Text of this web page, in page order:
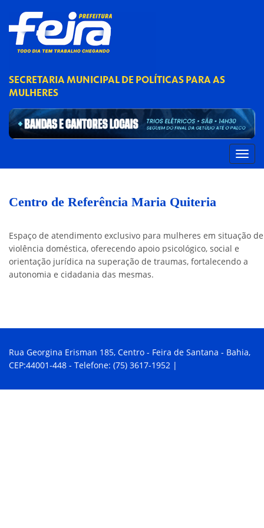
SECRETARIA MUNICIPAL DE POLÍTICAS PARA AS
MULHERES
Centro de Referência Maria Quiteria
Espaço de atendimento exclusivo para mulheres em situação de
violência doméstica, oferecendo apoio psicológico, social e
orientação jurídica na superação de traumas, fortalecendo a
autonomia e cidadania das mesmas.
Rua Georgina Erisman 185, Centro - Feira de Santana - Bahia,
CEP:44001-448 - Telefone: (75) 3617-1952 |